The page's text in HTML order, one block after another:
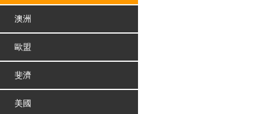
澳洲
歐盟
斐濟
美國